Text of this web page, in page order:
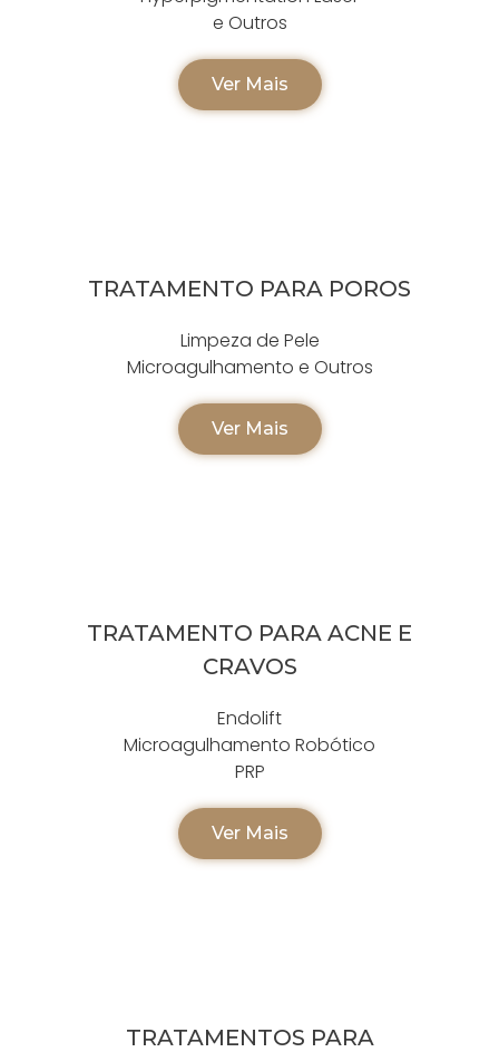
e Outros
Ver Mais
TRATAMENTO PARA POROS
Limpeza de Pele
Microagulhamento e Outros
Ver Mais
TRATAMENTO PARA ACNE E
CRAVOS
Endolift
Microagulhamento Robótico
PRP
Ver Mais
TRATAMENTOS PARA